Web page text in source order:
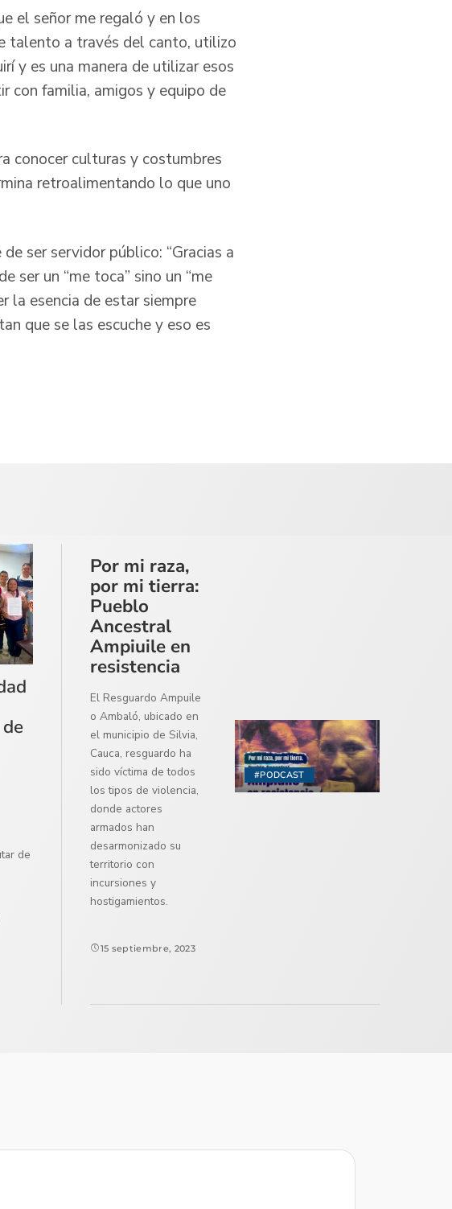
el señor me regaló y en los
talento a través del canto, utilizo
y es una manera de utilizar esos
con familia, amigos y equipo de
conocer culturas y costumbres
retroalimentando lo que uno
ser servidor público: “Gracias a
ser un “me toca” sino un “me
la esencia de estar siempre
que se las escuche y eso es
de
#PODCAST
Por mi raza,
por mi tierra:
Pueblo
Ancestral
Ampiuile en
resistencia
El Resguardo Ampuile
o Ambaló, ubicado en
el municipio de Silvia,
Cauca, resguardo ha
sido víctima de todos
los tipos de violencia,
donde actores
armados han
desarmonizado su
territorio con
incursiones y
hostigamientos.
15 septiembre, 2023